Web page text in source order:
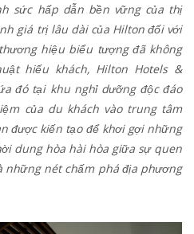
sức hấp dẫn bền vững của thị
giá trị lâu dài của Hilton đối với
hiệu biểu tượng đã không
hiếu khách, Hilton Hotels &
đó tại khu nghỉ dưỡng độc đáo
của du khách vào trung tâm
được kiến tạo để khơi gợi những
dung hòa hài hòa giữa sự quen
những nét chấm phá địa phương